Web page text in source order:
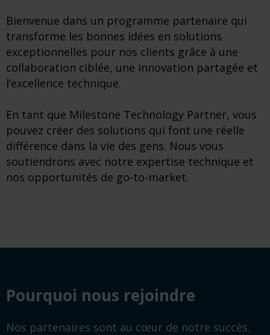
Bienvenue dans un programme partenaire qui
transforme les bonnes idées en solutions
exceptionnelles pour nos clients grâce à une
collaboration ciblée, une innovation partagée et
l’excellence technique.
En tant que Milestone Technology Partner, vous
pouvez créer des solutions qui font une réelle
différence dans la vie des gens. Nous vous
soutiendrons avec notre expertise technique et
nos opportunités de go-to-market.
Pourquoi nous rejoindre
Nos partenaires sont au cœur de notre succès.